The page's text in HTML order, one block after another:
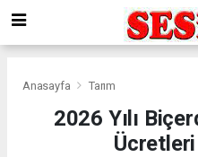
Anasayfa Tarım
2026 Yılı